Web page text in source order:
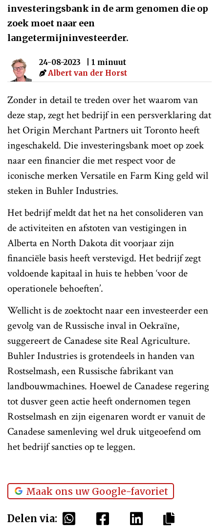
investeringsbank in de arm genomen die op
zoek moet naar een
langetermijninvesteerder.
24-08-2023
| 1 minuut
Albert van der Horst
Zonder in detail te treden over het waarom van
deze stap, zegt het bedrijf in een persverklaring dat
het Origin Merchant Partners uit Toronto heeft
ingeschakeld. Die investeringsbank moet op zoek
naar een financier die met respect voor de
iconische merken Versatile en Farm King geld wil
steken in Buhler Industries.
Het bedrijf meldt dat het na het consolideren van
de activiteiten en afstoten van vestigingen in
Alberta en North Dakota dit voorjaar zijn
financiële basis heeft verstevigd. Het bedrijf zegt
voldoende kapitaal in huis te hebben ‘voor de
operationele behoeften’.
Wellicht is de zoektocht naar een investeerder een
gevolg van de Russische inval in Oekraïne,
suggereert de Canadese site Real Agriculture.
Buhler Industries is grotendeels in handen van
Rostselmash, een Russische fabrikant van
landbouwmachines. Hoewel de Canadese regering
tot dusver geen actie heeft ondernomen tegen
Rostselmash en zijn eigenaren wordt er vanuit de
Canadese samenleving wel druk uitgeoefend om
het bedrijf sancties op te leggen.
Maak ons uw Google-favoriet
Delen via: